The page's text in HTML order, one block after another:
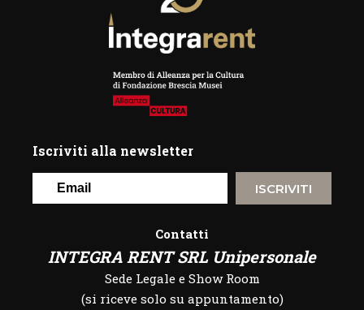
Iscriviti alla newsletter
ISCRIVITI
Contatti
INTEGRA RENT SRL Unipersonale
Sede Legale e Show Room
(si riceve solo su appuntamento)